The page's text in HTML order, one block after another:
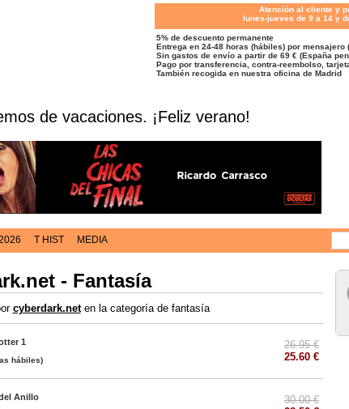
Atención al cliente y
lunes-jueves de 9 a 14 y
5% de descuento permanente
Entrega en 24-48 horas (hábiles) por mensajero
Sin gastos de envío a partir de 69 € (España
Pago por transferencia, contra-reembolso,
También recogida en nuestra oficina de Madrid
de vacaciones. ¡Feliz verano!
T HIST MEDIA
- Fantasía
cyberdark.neten la categoría de fantasía
1
hábiles)
26.95 €
25.60 €
Anillo
30.00 €